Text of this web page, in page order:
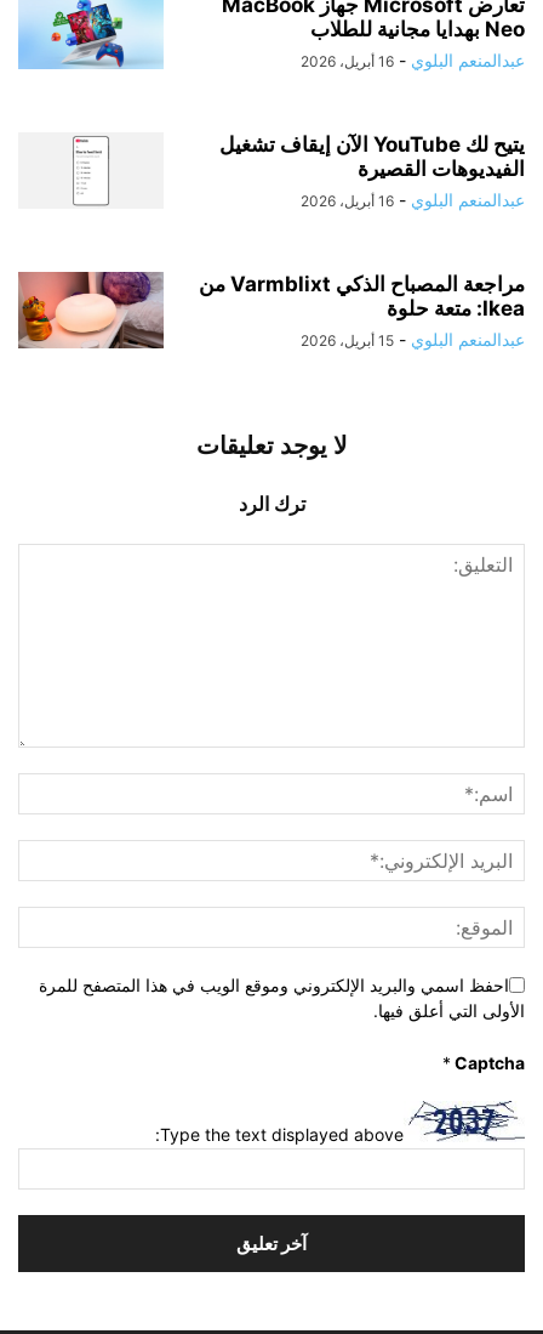
تعارض Microsoft جهاز MacBook
Neo بهدايا مجانية للطلاب
عبدالمنعم البلوي - 16 أبريل، 2026
يتيح لك YouTube الآن إيقاف تشغيل
الفيديوهات القصيرة
عبدالمنعم البلوي - 16 أبريل، 2026
مراجعة المصباح الذكي Varmblixt من
Ikea: متعة حلوة
عبدالمنعم البلوي - 15 أبريل، 2026
لا يوجد تعليقات
ترك الرد
احفظ اسمي والبريد الإلكتروني وموقع الويب في هذا المتصفح للمرة
الأولى التي أعلق فيها.
Captcha
*
Type the text displayed above: